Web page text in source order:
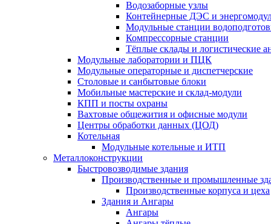
Водозаборные узлы
Контейнерные ДЭС и
Модульные станции
Компрессорные станции
Тёплые склады и логистические
Модульные лаборатории и ПЦК
Модульные операторные и диспетчерские
Столовые и санбытовые блоки
Мобильные мастерские и склад-модули
КПП и посты охраны
Вахтовые общежития и офисные модули
Центры обработки данных (ЦОД)
Котельная
Модульные котельные и ИТП
Металлоконструкции
Быстровозводимые здания
Производственные и промышленные
Производственные корпуса и цеха
Здания и Ангары
Ангары